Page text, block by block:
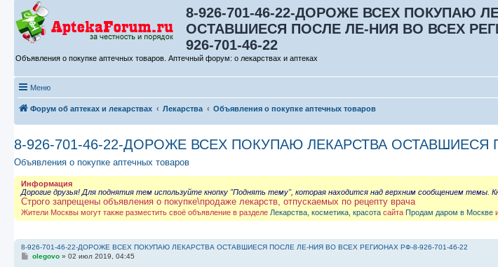
8-926-701-46-22-ДОРОЖЕ ВСЕХ ПОКУПАЮ
ОСТАВШИЕСЯ ПОСЛЕ ЛЕ-НИЯ ВО ВСЕХ
926-701-46-22
Объявления о покупке аптечных товаров. Аптечный форум: о лекарствах и аптеках
Меню
Форум об аптеках и лекарствах Лекарства Объявления о покупке аптечных товаров
8-926-701-46-22-ДОРОЖЕ ВСЕХ ПОКУПАЮ ЛЕКАРСТВА ОСТАВШИЕСЯ
Объявления о покупке аптечных товаров
Информация
Дорогие друзья! Для поднятия тем используйте кнопку "Поднять тему", которая находится над верхним сообщением темы.
Строго запрещены объявления о покупке\продаже лекарств, отпускаемых по рецепту врача
Жители Москвы могут также разместить своё объявление в разделе Лекарства, косметика, красота сайта Продам даром в Москве
8-926-701-46-22-ДОРОЖЕ ВСЕХ ПОКУПАЮ ЛЕКАРСТВА ОСТАВШИЕСЯ ПОСЛЕ ЛЕ-НИЯ ВО ВСЕХ РЕГИОНАХ РФ-8-926-701-46-22
Сolegovo» 02 июл 2019, 04:45